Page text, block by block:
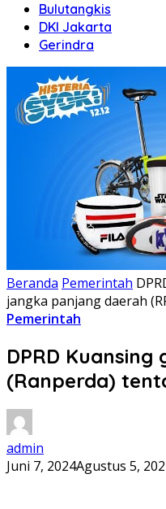
Bulutangkis
DKI Jakarta
Gerindra
Beranda Pemerintah
jangka panjang daerah
Pemerintah
DPRD
(Ranperda)
admin
Juni 7, 2024Agustus 5,